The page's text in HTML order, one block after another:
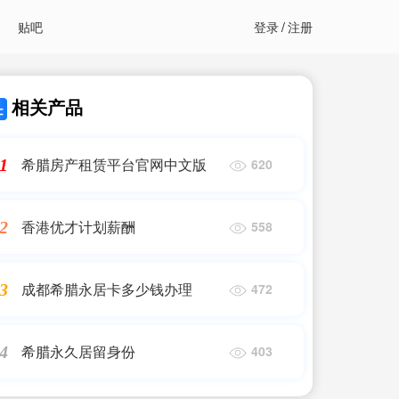
贴吧 登录/注册
相关产品
希腊房产租赁平台官网中文版 620
香港优才计划薪酬 558
成都希腊永居卡多少钱办理 472
希腊永久居留身份 403